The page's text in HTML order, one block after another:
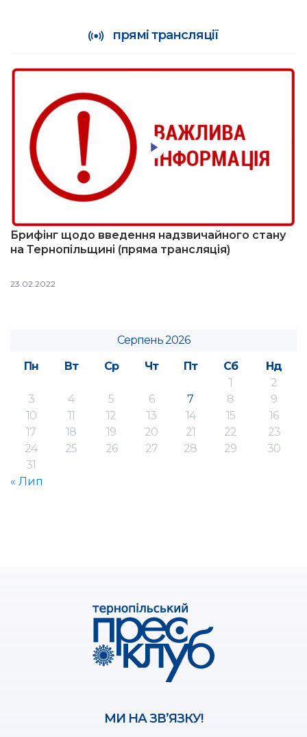
прямі трансляції
Брифінг щодо введення надзвичайного стану
на Тернопільщині (пряма трансляція)
23.02.2022
Серпень 2026
Пн
Вт Ср Чт Пт Сб
Нд
1
2
3
4 5 6 7 8
9
10
11 12 13 14 15
16
17
18 19 20 21 22
23
24
25 26 27 28 29
30
31
« Лип
МИ НА ЗВ’ЯЗКУ!